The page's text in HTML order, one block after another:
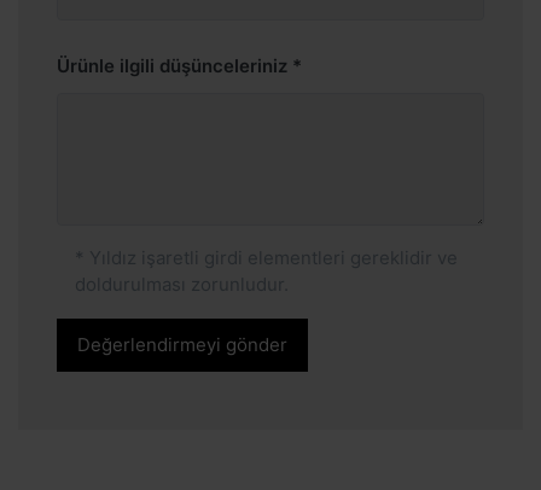
Ürünle ilgili düşünceleriniz
* Yıldız işaretli girdi elementleri gereklidir ve
doldurulması zorunludur.
Değerlendirmeyi gönder